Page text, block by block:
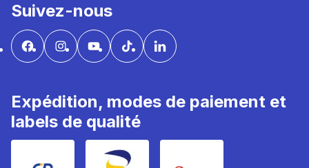
Suivez-nous
Expédition, modes de paiement et
labels de qualité